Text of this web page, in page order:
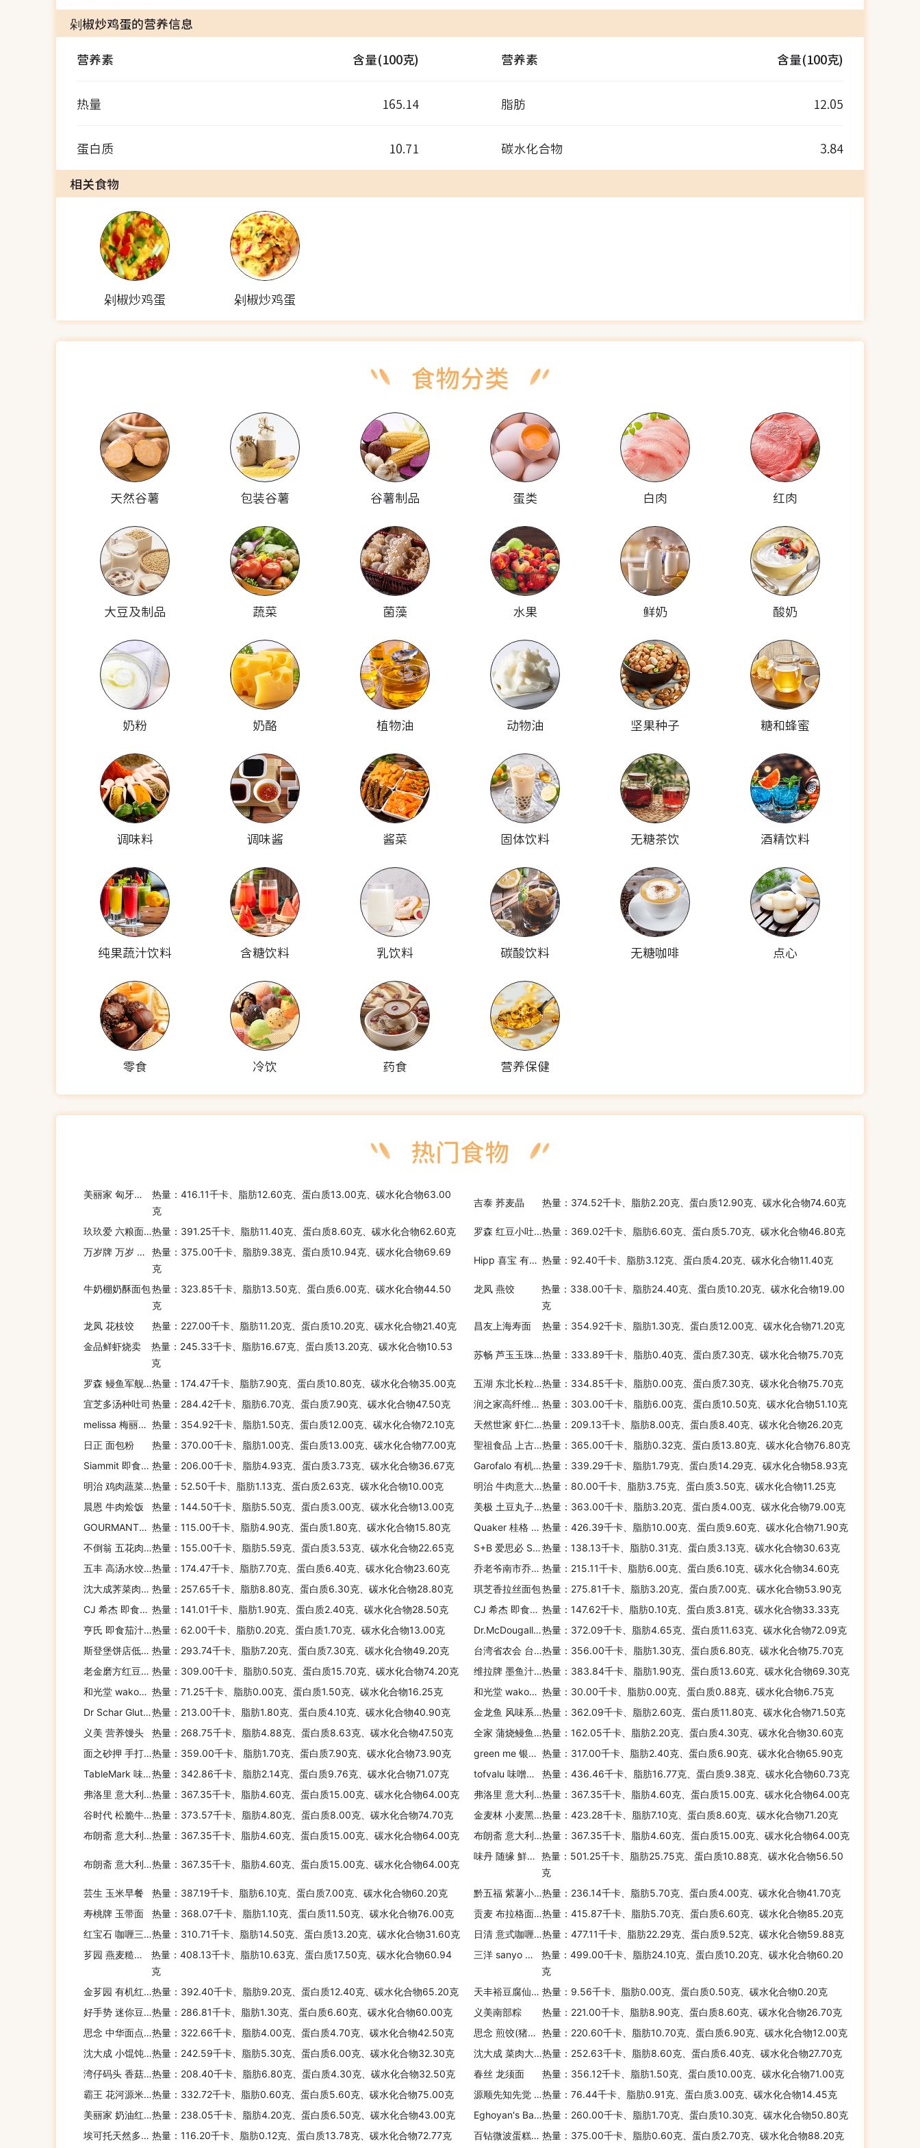
剁椒炒鸡蛋的营养信息
营养素
含量(100克) 营养素 含量(100克)
热量 165.14 脂肪 12.05
蛋白质 10.71 碳水化合物
3.84
相关食物
剁椒炒鸡蛋 剁椒炒鸡蛋
天然谷薯 包装谷薯 谷薯制品 蛋类 白肉 红肉
大豆及制品 蔬菜 菌藻 水果 鲜奶 酸奶
奶粉 奶酪 植物油 动物油 坚果种子 糖和蜂蜜
调味料 调味酱 酱菜 固体饮料 无糖茶饮 酒精饮料
纯果蔬汁饮料 含糖饮料 乳饮料 碳酸饮料 无糖咖啡 点心
零食 冷饮 药食 营养保健
美丽家 匈牙利培根面包
热量：416.11千卡、脂肪12.60克、蛋白质13.00克、碳水化合物63.00
克
吉泰 荞麦晶 热量：374.52千卡、脂肪2.20克、蛋白质12.90克、碳水化合物74.60克
玖玖爱 六粮面 双椒牛肉味面热量：391.25千卡、脂肪11.40克、蛋白质8.60克、碳水化合物62.60克 罗森 红豆小吐司面包热量：369.02千卡、脂肪6.60克、蛋白质5.70克、碳水化合物46.80克
万岁牌 万岁 燕麦坚果饮(核桃红豆燕麦)
热量：375.00千卡、脂肪9.38克、蛋白质10.94克、碳水化合物69.69
克
Hipp 喜宝 有机蔬菜西红柿烧牛肉鸡蛋千层面 热量：92.40千卡、脂肪3.12克、蛋白质4.20克、碳水化合物11.40克
牛奶棚奶酥面包热量：323.85千卡、脂肪13.50克、蛋白质6.00克、碳水化合物44.50
克
龙凤 燕饺
热量：338.00千卡、脂肪24.40克、蛋白质10.20克、碳水化合物19.00
克
龙凤 花枝饺
热量：227.00千卡、脂肪11.20克、蛋白质10.20克、碳水化合物21.40克 昌友上海寿面
热量：354.92千卡、脂肪1.30克、蛋白质12.00克、碳水化合物71.20克
金品鲜虾烧卖
热量：245.33千卡、脂肪16.67克、蛋白质13.20克、碳水化合物10.53
克
苏畅 芦玉玉珠香米热量：333.89千卡、脂肪0.40克、蛋白质7.30克、碳水化合物75.70克
罗森 鳗鱼军舰卷热量：174.47千卡、脂肪7.90克、蛋白质10.80克、碳水化合物35.00克 五湖 东北长粒香热量：334.85千卡、脂肪0.00克、蛋白质7.30克、碳水化合物75.70克
宜芝多汤种吐司 热量：284.42千卡、脂肪6.70克、蛋白质7.90克、碳水化合物47.50克 润之家高纤维全麦吐司 热量：303.00千卡、脂肪6.00克、蛋白质10.50克、碳水化合物51.10克
melissa 梅丽莎 宝宝意大利面(字母形) 热量：354.92千卡、脂肪1.50克、蛋白质12.00克、碳水化合物72.10克 天然世家 虾仁小馄饨热量：209.13千卡、脂肪8.00克、蛋白质8.40克、碳水化合物26.20克
日正 面包粉
热量：370.00千卡、脂肪1.00克、蛋白质13.00克、碳水化合物77.00克 聖祖食品 上古厝麵線(高梁)热量：365.00千卡、脂肪0.32克、蛋白质13.80克、碳水化合物76.80克
Siammit 即食椰汁糯米饭 热量：206.00千卡、脂肪4.93克、蛋白质3.73克、碳水化合物36.67克 Garofalo 有机全麦意大利面热量：339.29千卡、脂肪1.79克、蛋白质14.29克、碳水化合物58.93克
明治 鸡肉蔬菜饭热量：52.50千卡、脂肪1.13克、蛋白质2.63克、碳水化合物10.00克 明治 牛肉意大利面热量：80.00千卡、脂肪3.75克、蛋白质3.50克、碳水化合物11.25克
晨恩 牛肉烩饭
热量：144.50千卡、脂肪5.50克、蛋白质3.00克、碳水化合物13.00克 美极 土豆丸子粉热量：363.00千卡、脂肪3.20克、蛋白质4.00克、碳水化合物79.00克
GOURMANTE 戈曼特 卷心菜松仁包饭 热量：115.00千卡、脂肪4.90克、蛋白质1.80克、碳水化合物15.80克 Quaker 桂格 醇香燕麦片(椰香蛋白) 热量：426.39千卡、脂肪10.00克、蛋白质9.60克、碳水化合物71.90克
不倒翁 五花肉鱿鱼盖饭热量：155.00千卡、脂肪5.59克、蛋白质3.53克、碳水化合物22.65克 S+B 爱思必 S+B 五目什锦饭热量：138.13千卡、脂肪0.31克、蛋白质3.13克、碳水化合物30.63克
五丰 高汤水饺(芹菜猪肉)热量：174.47千卡、脂肪7.70克、蛋白质6.40克、碳水化合物23.60克 乔老爷南市乔家栅猪肉汤圆 热量：215.11千卡、脂肪6.00克、蛋白质6.10克、碳水化合物34.60克
沈大成荠菜肉汤圆 热量：257.65千卡、脂肪8.80克、蛋白质6.30克、碳水化合物28.80克 琪芝香拉丝面包热量：275.81千卡、脂肪3.20克、蛋白质7.00克、碳水化合物53.90克
CJ 希杰 即食玄米饭 热量：141.01千卡、脂肪1.90克、蛋白质2.40克、碳水化合物28.50克 CJ 希杰 即食五谷饭 热量：147.62千卡、脂肪0.10克、蛋白质3.81克、碳水化合物33.33克
亨氏 即食茄汁意粉热量：62.00千卡、脂肪0.20克、蛋白质1.70克、碳水化合物13.00克 Dr.McDougall's Dr. McDougall's水果杂粮即食麦片热量：372.09千卡、脂肪4.65克、蛋白质11.63克、碳水化合物72.09克
斯登堡饼店低温汤种软吐司 热量：293.74千卡、脂肪7.20克、蛋白质7.30克、碳水化合物49.20克 台湾省农会 台湾农会金粽热量：356.00千卡、脂肪1.30克、蛋白质6.80克、碳水化合物75.70克
老金磨方红豆薏米混合粉 热量：309.00千卡、脂肪0.50克、蛋白质15.70克、碳水化合物74.20克 维拉牌 墨鱼汁意面热量：383.84千卡、脂肪1.90克、蛋白质13.60克、碳水化合物69.30克
和光堂 wakodo 鸡肉牛蒡饭 热量：71.25千卡、脂肪0.00克、蛋白质1.50克、碳水化合物16.25克 和光堂 wakodo 鱼仔海带煮乌冬 热量：30.00千卡、脂肪0.00克、蛋白质0.88克、碳水化合物6.75克
Dr Schar Gluten-free Ciabatta rolls热量：213.00千卡、脂肪1.80克、蛋白质4.10克、碳水化合物40.90克 金龙鱼 风味系列老北京鸡蛋麦芯挂面热量：362.09千卡、脂肪2.60克、蛋白质11.80克、碳水化合物71.50克
义美 营养馒头
热量：268.75千卡、脂肪4.88克、蛋白质8.63克、碳水化合物47.50克 全家 蒲烧鳗鱼饭卷热量：162.05千卡、脂肪2.20克、蛋白质4.30克、碳水化合物30.60克
面之砂押 手打风素面热量：359.00千卡、脂肪1.70克、蛋白质7.90克、碳水化合物73.90克 green me 银川 有机糙米粉 无糖 热量：317.00千卡、脂肪2.40克、蛋白质6.90克、碳水化合物65.90克
TableMark 味噌拉面热量：342.86千卡、脂肪2.14克、蛋白质9.76克、碳水化合物71.07克 tofvalu 味噌方便面
热量：436.46千卡、脂肪16.77克、蛋白质9.38克、碳水化合物60.73克
弗洛里 意大利面(贝壳形)热量：367.35千卡、脂肪4.60克、蛋白质15.00克、碳水化合物64.00克 弗洛里 意大利面(螺旋形)热量：367.35千卡、脂肪4.60克、蛋白质15.00克、碳水化合物64.00克
谷时代 松脆牛奶巧克力有机麦片热量：373.57千卡、脂肪4.80克、蛋白质8.00克、碳水化合物74.70克 金麦林 小麦黑巧克力麦片热量：423.28千卡、脂肪7.10克、蛋白质8.60克、碳水化合物71.20克
布朗斋 意大利面(螺旋形)热量：367.35千卡、脂肪4.60克、蛋白质15.00克、碳水化合物64.00克 布朗斋 意大利面(鸟窝形2mm)热量：367.35千卡、脂肪4.60克、蛋白质15.00克、碳水化合物64.00克
布朗斋 意大利面(长条形)热量：367.35千卡、脂肪4.60克、蛋白质15.00克、碳水化合物64.00克
味丹 随缘 鮮蔬百汇素汤面 热量：501.25千卡、脂肪25.75克、蛋白质10.88克、碳水化合物56.50
克
芸生 玉米早餐
热量：387.19千卡、脂肪6.10克、蛋白质7.00克、碳水化合物60.20克 黔五福 紫薯小米鲊(甜味)热量：236.14千卡、脂肪5.70克、蛋白质4.00克、碳水化合物41.70克
寿桃牌 玉带面
热量：368.07千卡、脂肪1.10克、蛋白质11.50克、碳水化合物76.00克 贡麦 布拉格面包(香芋味)热量：415.87千卡、脂肪5.70克、蛋白质6.60克、碳水化合物85.20克
红宝石 咖喱三角面包热量：310.71千卡、脂肪14.50克、蛋白质13.20克、碳水化合物31.60克 日清 意式咖喱番茄杯面热量：477.11千卡、脂肪22.29克、蛋白质9.52克、碳水化合物59.88克
芗园 燕麦糙米纤维饮
热量：408.13千卡、脂肪10.63克、蛋白质17.50克、碳水化合物60.94
克
三洋 sanyo 札幌一番豬骨拉面
热量：499.00千卡、脂肪24.10克、蛋白质10.20克、碳水化合物60.20
克
金芗园 有机红薏仁燕麦热量：392.40千卡、脂肪9.20克、蛋白质12.40克、碳水化合物65.20克 天丰裕豆腐仙姑魔芋 热量：9.56千卡、脂肪0.00克、蛋白质0.50克、碳水化合物0.20克
好手势 迷你豆沙包热量：286.81千卡、脂肪1.30克、蛋白质6.60克、碳水化合物60.00克 义美南部粽
热量：221.00千卡、脂肪8.90克、蛋白质8.60克、碳水化合物26.70克
思念 中华面点卡通刺猬包(奶黄馅)热量：322.66千卡、脂肪4.00克、蛋白质4.70克、碳水化合物42.50克 思念 煎饺(猪肉韭菜) 热量：220.60千卡、脂肪10.70克、蛋白质6.90克、碳水化合物12.00克
沈大成 小馄饨(鲜肉地力)热量：242.59千卡、脂肪5.30克、蛋白质6.00克、碳水化合物32.30克 沈大成 菜肉大馄饨热量：252.63千卡、脂肪8.60克、蛋白质6.40克、碳水化合物27.70克
湾仔码头 香菇素菜大包热量：208.40千卡、脂肪6.80克、蛋白质4.30克、碳水化合物32.50克 春丝 龙须面
热量：356.12千卡、脂肪1.50克、蛋白质10.00克、碳水化合物71.00克
霸王 花河源米粉热量：332.72千卡、脂肪0.60克、蛋白质5.60克、碳水化合物75.00克 源顺先知先觉 黄金芝麻甜果麦(微甜)热量：76.44千卡、脂肪0.91克、蛋白质3.00克、碳水化合物14.45克
美丽家 奶油红豆面包热量：238.05千卡、脂肪4.20克、蛋白质6.50克、碳水化合物43.00克 Eghoyan's Bakery 全麦皮塔饼热量：260.00千卡、脂肪1.70克、蛋白质10.30克、碳水化合物50.80克
埃可托天然多彩蔬菜面 热量：116.20千卡、脂肪0.12克、蛋白质13.78克、碳水化合物72.77克 百钻微波蛋糕粉(水蜜桃) 热量：375.00千卡、脂肪0.60克、蛋白质2.70克、碳水化合物88.20克